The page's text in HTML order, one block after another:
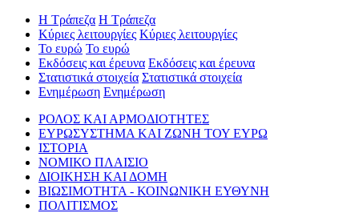
Η Τράπεζα Η Τράπεζα
Κύριες λειτουργίες Κύριες λειτουργίες
Το ευρώ Το ευρώ
Εκδόσεις και έρευνα Εκδόσεις και έρευνα
Στατιστικά στοιχεία Στατιστικά στοιχεία
Ενημέρωση Ενημέρωση
ΡΟΛΟΣ ΚΑΙ ΑΡΜΟΔΙΟΤΗΤΕΣ
ΕΥΡΩΣΥΣΤΗΜΑ ΚΑΙ ΖΩΝΗ ΤΟΥ ΕΥΡΩ
ΙΣΤΟΡΙΑ
ΝΟΜΙΚΟ ΠΛΑΙΣΙΟ
ΔΙΟΙΚΗΣΗ ΚΑΙ ΔΟΜΗ
ΒΙΩΣΙΜΟΤΗΤΑ - ΚΟΙΝΩΝΙΚΗ ΕΥΘΥΝΗ
ΠΟΛΙΤΙΣΜΟΣ